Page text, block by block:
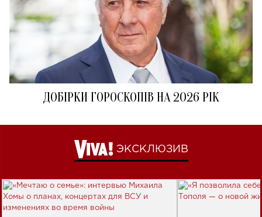
ДОБІРКИ ГОРОСКОПІВ НА 2026 РІК
ЭКСКЛЮЗИВ